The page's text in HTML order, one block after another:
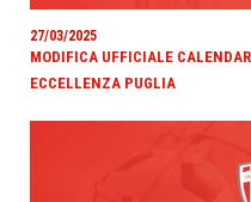
27/03/2025
MODIFICA UFFICIALE
ECCELLENZA PUGLIA